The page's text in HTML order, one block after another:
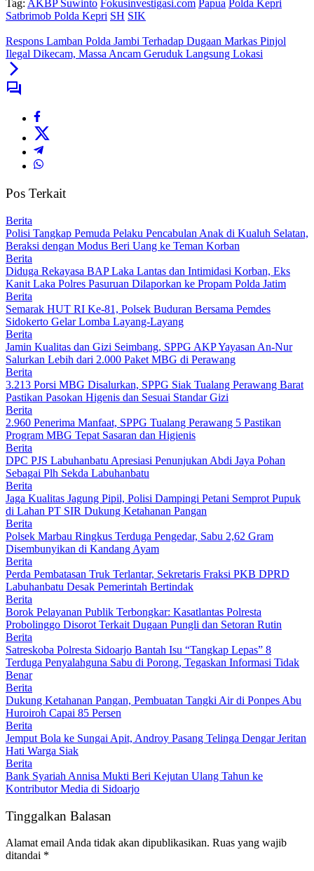
Tag: AKBP Suwinto Fokusinvestigasi.com Papua Polda Kepri
Satbrimob Polda Kepri SH SIK
Respons Lamban Polda Jambi Terhadap Dugaan Markas Pinjol
Ilegal Dikecam, Massa Ancam Geruduk Langsung Lokasi
Pos Terkait
Berita
Polisi Tangkap Pemuda Pelaku Pencabulan Anak di Kualuh Selatan,
Beraksi dengan Modus Beri Uang ke Teman Korban
Berita
Diduga Rekayasa BAP Laka Lantas dan Intimidasi Korban, Eks
Kanit Laka Polres Pasuruan Dilaporkan ke Propam Polda Jatim
Berita
Semarak HUT RI Ke-81, Polsek Buduran Bersama Pemdes
Sidokerto Gelar Lomba Layang-Layang
Berita
Jamin Kualitas dan Gizi Seimbang, SPPG AKP Yayasan An-Nur
Salurkan Lebih dari 2.000 Paket MBG di Perawang
Berita
3.213 Porsi MBG Disalurkan, SPPG Siak Tualang Perawang Barat
Pastikan Pasokan Higenis dan Sesuai Standar Gizi
Berita
2.960 Penerima Manfaat, SPPG Tualang Perawang 5 Pastikan
Program MBG Tepat Sasaran dan Higienis
Berita
DPC PJS Labuhanbatu Apresiasi Penunjukan Abdi Jaya Pohan
Sebagai Plh Sekda Labuhanbatu
Berita
Jaga Kualitas Jagung Pipil, Polisi Dampingi Petani Semprot Pupuk
di Lahan PT SIR Dukung Ketahanan Pangan
Berita
Polsek Marbau Ringkus Terduga Pengedar, Sabu 2,62 Gram
Disembunyikan di Kandang Ayam
Berita
Perda Pembatasan Truk Terlantar, Sekretaris Fraksi PKB DPRD
Labuhanbatu Desak Pemerintah Bertindak
Berita
Borok Pelayanan Publik Terbongkar: Kasatlantas Polresta
Probolinggo Disorot Terkait Dugaan Pungli dan Setoran Rutin
Berita
Satreskoba Polresta Sidoarjo Bantah Isu “Tangkap Lepas” 8
Terduga Penyalahguna Sabu di Porong, Tegaskan Informasi Tidak
Benar
Berita
Dukung Ketahanan Pangan, Pembuatan Tangki Air di Ponpes Abu
Huroiroh Capai 85 Persen
Berita
Jemput Bola ke Sungai Apit, Androy Pasang Telinga Dengar Jeritan
Hati Warga Siak
Berita
Bank Syariah Annisa Mukti Beri Kejutan Ulang Tahun ke
Kontributor Media di Sidoarjo
Tinggalkan Balasan
Alamat email Anda tidak akan dipublikasikan. Ruas yang wajib
ditandai *